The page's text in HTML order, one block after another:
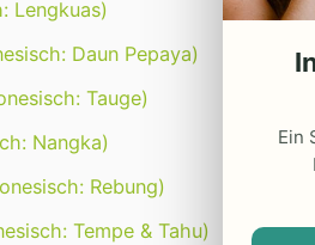
Lengkuas)
Daun Pepaya)
Tauge)
Nangka)
Rebung)
Tempe & Tahu)
Ein